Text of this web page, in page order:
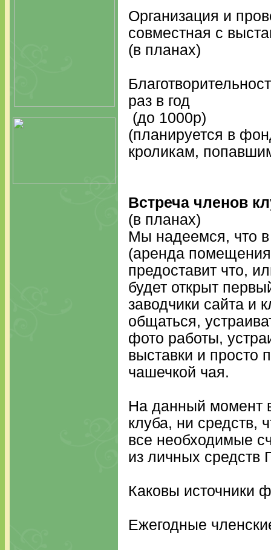
Организация и
совместная с
(в планах)
раз в год
(до 1000р)
(планируется в
кроликам,
Встреча членов
(в планах)
Мы надеемся, что
(аренда помещения
предоставит что,
будет открыт
заводчики сайта и
общаться,
фото работы,
выставки и просто
чашечкой чая.
На данный момент
клуба, ни средств,
все необходимые
из личных средств
Каковы источники
Ежегодные